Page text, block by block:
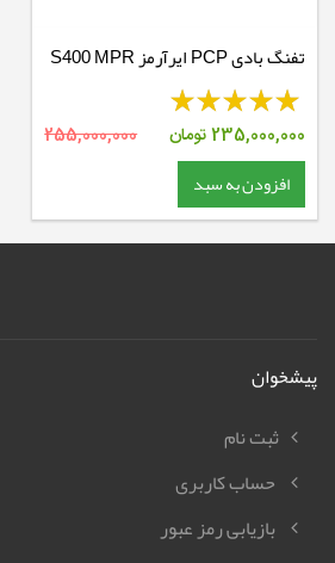
تفنگ بادی PCP ایرآرمز S400 MPR
Precision
235,000,000تومان 255,000,000
افزودن به سبد
پیشخوان
ثبت نام
حساب کاربری
بازیابی رمز عبور